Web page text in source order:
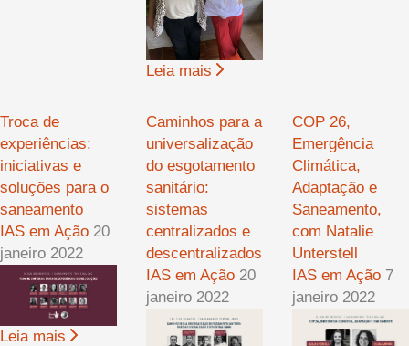
Leia mais
Troca de
experiências:
iniciativas e
soluções para o
saneamento
IAS em Ação 20
janeiro 2022
Leia mais
Caminhos para a
universalização
do esgotamento
sanitário:
sistemas
centralizados e
descentralizados
IAS em Ação 20
janeiro 2022
COP 26,
Emergência
Climática,
Adaptação e
Saneamento,
com Natalie
Unterstell
IAS em Ação 7
janeiro 2022